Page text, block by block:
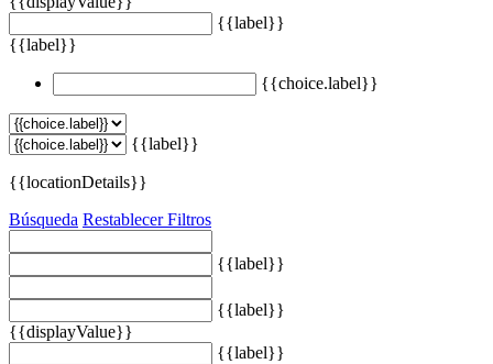
{{label}}
{{label}}
{{choice.label}}
{{label}}
{{locationDetails}}
Búsqueda Restablecer Filtros
{{label}}
{{label}}
{{displayValue}}
{{label}}